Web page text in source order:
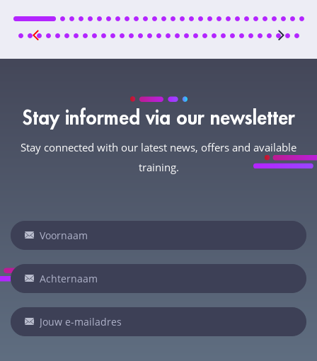
Stay informed via our newsletter
Stay connected with our latest news, offers and available
training.
Newsletter
Indien
je
een
mens
bent,
laat